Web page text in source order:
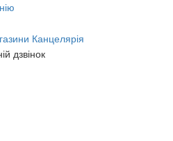
Канцелярія
дзвінок